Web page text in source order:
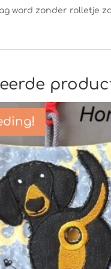
word zonder rolletje